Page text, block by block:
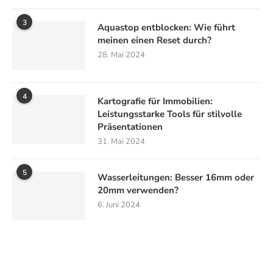
3
Aquastop entblocken: Wie führt
meinen einen Reset durch?
28. Mai 2024
4
Kartografie für Immobilien:
Leistungsstarke Tools für stilvolle
Präsentationen
31. Mai 2024
5
Wasserleitungen: Besser 16mm oder
20mm verwenden?
6. Juni 2024